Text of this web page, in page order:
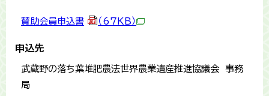
賛助会員申込書 （67KB）
申込先
武蔵野の落ち葉堆肥農法世界農業遺産推進協議会 事務
局